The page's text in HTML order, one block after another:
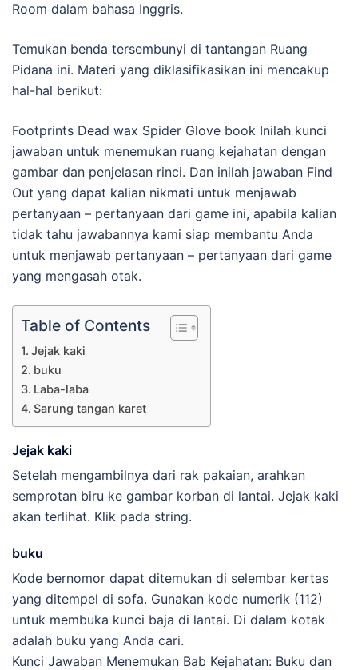
Room dalam bahasa Inggris.
Temukan benda tersembunyi di tantangan Ruang
Pidana ini. Materi yang diklasifikasikan ini mencakup
hal-hal berikut:
Footprints Dead wax Spider Glove book Inilah kunci
jawaban untuk menemukan ruang kejahatan dengan
gambar dan penjelasan rinci. Dan inilah jawaban Find
Out yang dapat kalian nikmati untuk menjawab
pertanyaan – pertanyaan dari game ini, apabila kalian
tidak tahu jawabannya kami siap membantu Anda
untuk menjawab pertanyaan – pertanyaan dari game
yang mengasah otak.
Table of Contents
Jejak kaki
buku
Laba-laba
Sarung tangan karet
Jejak kaki
Setelah mengambilnya dari rak pakaian, arahkan
semprotan biru ke gambar korban di lantai. Jejak kaki
akan terlihat. Klik pada string.
buku
Kode bernomor dapat ditemukan di selembar kertas
yang ditempel di sofa. Gunakan kode numerik (112)
untuk membuka kunci baja di lantai. Di dalam kotak
adalah buku yang Anda cari.
Kunci Jawaban Menemukan Bab Kejahatan: Buku dan